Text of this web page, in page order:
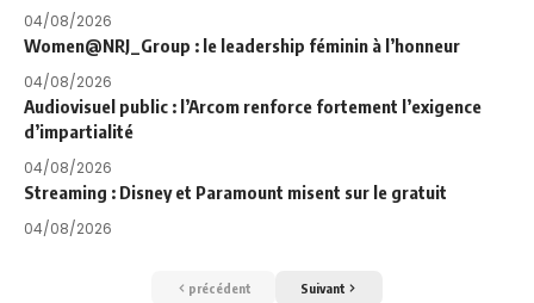
04/08/2026
Women@NRJ_Group : le leadership féminin à l’honneur
04/08/2026
Audiovisuel public : l’Arcom renforce fortement l’exigence
d’impartialité
04/08/2026
Streaming : Disney et Paramount misent sur le gratuit
04/08/2026
précédent Suivant